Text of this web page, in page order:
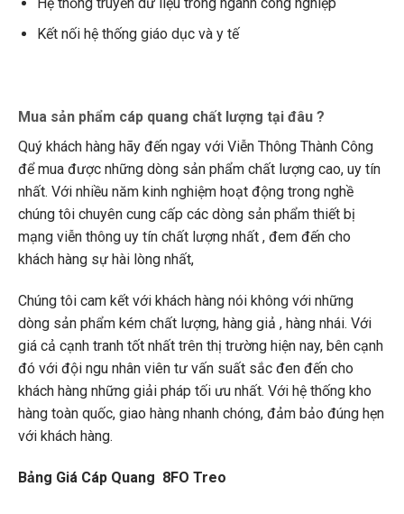
Kết nối hệ thống giáo dục và y tế
Mua sản phẩm cáp quang chất lượng tại đâu ?
Quý khách hàng hãy đến ngay với Viễn Thông Thành Công
để mua được những dòng sản phẩm chất lượng cao, uy tín
nhất. Với nhiều năm kinh nghiệm hoạt động trong nghề
chúng tôi chuyên cung cấp các dòng sản phẩm thiết bị
mạng viễn thông uy tín chất lượng nhất , đem đến cho
khách hàng sự hài lòng nhất,
Chúng tôi cam kết với khách hàng nói không với những
dòng sản phẩm kém chất lượng, hàng giả , hàng nhái. Với
giá cả cạnh tranh tốt nhất trên thị trường hiện nay, bên cạnh
đó với đội ngu nhân viên tư vấn suất sắc đen đến cho
khách hàng những giải pháp tối ưu nhất. Với hệ thống kho
hàng toàn quốc, giao hàng nhanh chóng, đảm bảo đúng hẹn
với khách hàng.
Bảng Giá Cáp Quang 8FO Treo